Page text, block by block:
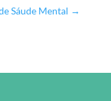
Sáude Mental →